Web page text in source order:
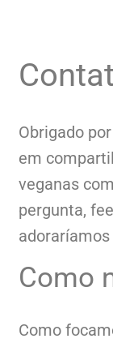
Obrigado
em
veganas
pergunta,
Como
Como